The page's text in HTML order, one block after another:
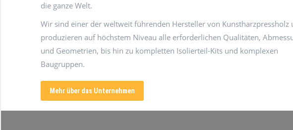
die ganze Welt.
Wir sind einer der weltweit führenden Hersteller von Kunstharzpressholz
produzieren auf höchstem Niveau alle erforderlichen Qualitäten,
und Geometrien, bis hin zu kompletten Isolierteil-Kits und komplexen
Baugruppen.
Mehr über das Unternehmen